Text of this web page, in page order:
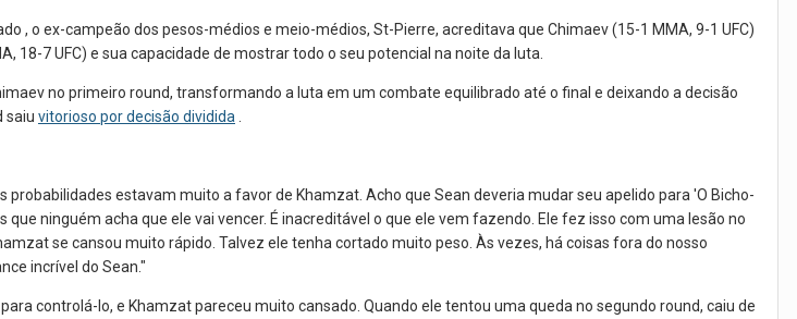
, o ex-campeão dos pesos-médios e meio-médios, St-Pierre, acreditava que Chimaev (15-1 MMA, 9-1 UFC)
18-7 UFC) e sua capacidade de mostrar todo o seu potencial na noite da luta.
no primeiro round, transformando a luta em um combate equilibrado até o final e deixando a decisão
saiu vitorioso por decisão dividida
probabilidades estavam muito a favor de Khamzat. Acho que Sean deveria mudar seu apelido para 'O Bicho-
ninguém acha que ele vai vencer. É inacreditável o que ele vem fazendo. Ele fez isso com uma lesão no
se cansou muito rápido. Talvez ele tenha cortado muito peso. Às vezes, há coisas fora do nosso
incrível do Sean."
controlá-lo, e Khamzat pareceu muito cansado. Quando ele tentou uma queda no segundo round, caiu de